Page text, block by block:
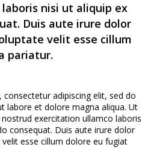
nisi ut aliquip ex
Duis aute irure dolor
velit esse cillum
pariatur.
adipiscing elit, sed do
labore et dolore magna aliqua. Ut
exercitation ullamco laboris
consequat. Duis aute irure dolor
esse cillum dolore eu fugiat